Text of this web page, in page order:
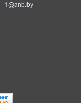
1@anb.by